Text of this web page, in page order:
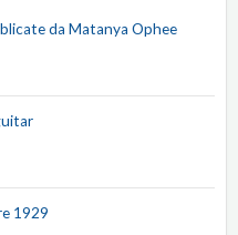
da Matanya Ophee
1929